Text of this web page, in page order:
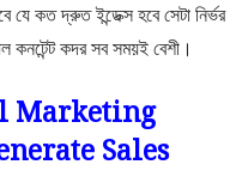
যে কত দ্রুত ইন্ডেক্স হবে সেটা নির্ভর
কনটেন্ট কদর সব সময়ই বেশী।
Marketing
Sales